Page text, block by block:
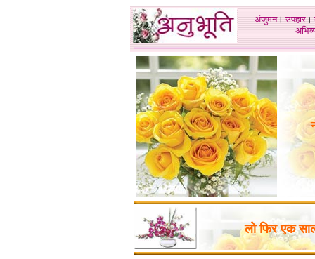
अंजुमन।उपहार।
लो फिर एक